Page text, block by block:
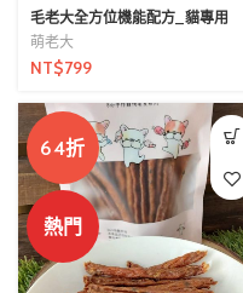
毛老大全方位機能配方_貓專用
萌老大
NT$799
64折
熱門